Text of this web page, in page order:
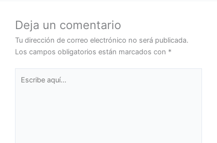
Deja un comentario
Tu dirección de correo electrónico no será publicada.
Los campos obligatorios están marcados con *
aquí...